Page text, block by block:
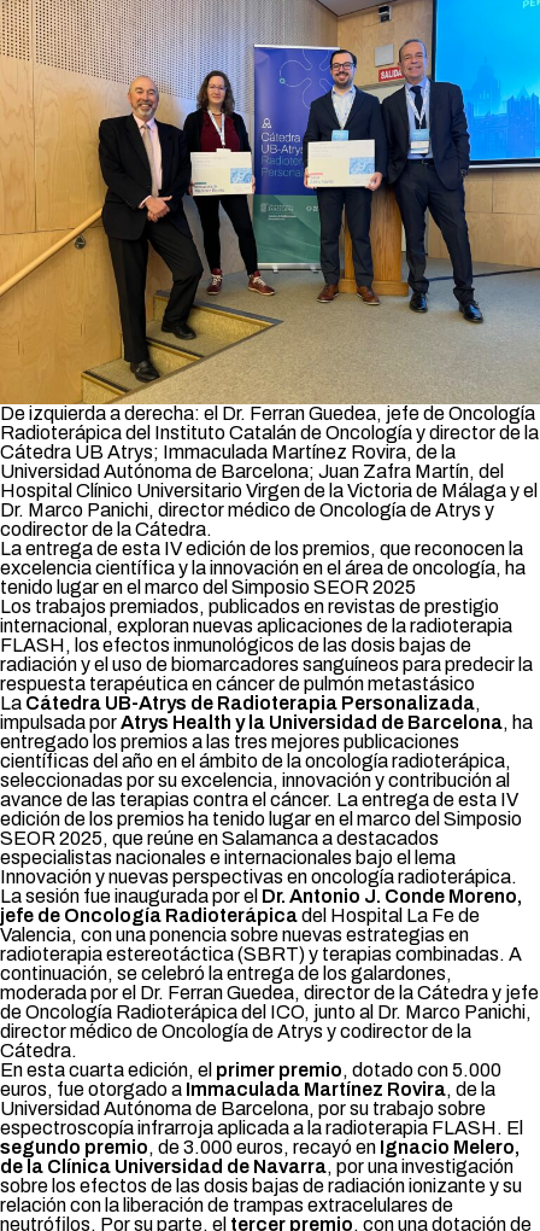
De izquierda a derecha: el Dr. Ferran Guedea, jefe de Oncología
Radioterápica del Instituto Catalán de Oncología y director de la
Cátedra UB Atrys; Immaculada Martínez Rovira, de la
Universidad Autónoma de Barcelona; Juan Zafra Martín, del
Hospital Clínico Universitario Virgen de la Victoria de Málaga y el
Dr. Marco Panichi, director médico de Oncología de Atrys y
codirector de la Cátedra.
La entrega de esta IV edición de los premios, que reconocen la
excelencia científica y la innovación en el área de oncología, ha
tenido lugar en el marco del Simposio SEOR 2025
Los trabajos premiados, publicados en revistas de prestigio
internacional, exploran nuevas aplicaciones de la radioterapia
FLASH, los efectos inmunológicos de las dosis bajas de
radiación y el uso de biomarcadores sanguíneos para predecir la
respuesta terapéutica en cáncer de pulmón metastásico
La Cátedra UB-Atrys de Radioterapia Personalizada,
impulsada porAtrys Health y la Universidad de Barcelona, ha
entregado los premios a las tres mejores publicaciones
científicas del año en el ámbito de la oncología radioterápica,
seleccionadas por su excelencia, innovación y contribución al
avance de las terapias contra el cáncer. La entrega de esta IV
edición de los premios ha tenido lugar en el marco del Simposio
SEOR 2025, que reúne en Salamanca a destacados
especialistas nacionales e internacionales bajo el lema
Innovación y nuevas perspectivas en oncología radioterápica.
La sesión fue inaugurada por el Dr. Antonio J. Conde Moreno,
jefe de Oncología Radioterápicadel Hospital La Fe de
Valencia, con una ponencia sobre nuevas estrategias en
radioterapia estereotáctica (SBRT) y terapias combinadas. A
continuación, se celebró la entrega de los galardones,
moderada por el Dr. Ferran Guedea, director de la Cátedra y jefe
de Oncología Radioterápica del ICO, junto al Dr. Marco Panichi,
director médico de Oncología de Atrys y codirector de la
Cátedra.
En esta cuarta edición, el primer premio, dotado con 5.000
euros, fue otorgado a Immaculada Martínez Rovira, de la
Universidad Autónoma de Barcelona, por su trabajo sobre
espectroscopía infrarroja aplicada a la radioterapia FLASH. El
segundo premio, de 3.000 euros, recayó en Ignacio Melero,
de la Clínica Universidad de Navarra, por una investigación
sobre los efectos de las dosis bajas de radiación ionizante y su
relación con la liberación de trampas extracelulares de
neutrófilos. Por su parte, el tercer premio, con una dotación de